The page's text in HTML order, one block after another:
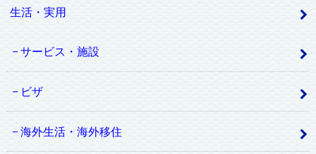
生活・実用
サービス・施設
ビザ
海外生活・海外移住